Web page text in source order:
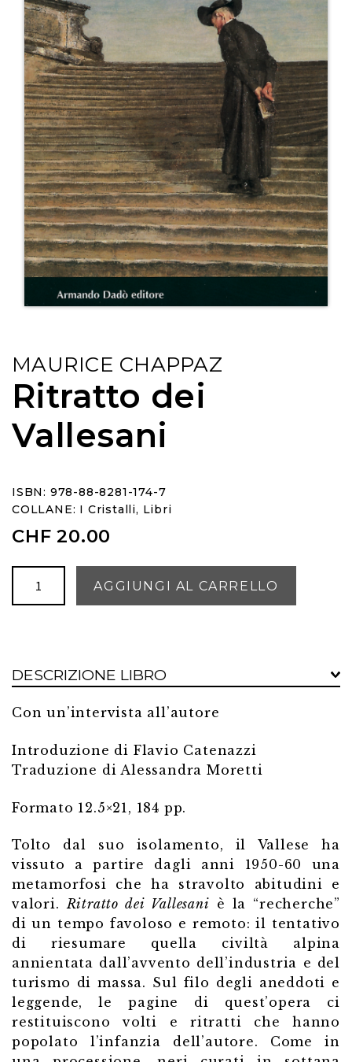
MAURICE CHAPPAZ
Ritratto dei
Vallesani
ISBN: 978-88-8281-174-7
COLLANE: I Cristalli, Libri
CHF 20.00
AGGIUNGI AL CARRELLO
DESCRIZIONE LIBRO
Con un’intervista all’autore
Introduzione di Flavio Catenazzi
Traduzione di Alessandra Moretti
Formato 12.5×21, 184 pp.
Tolto dal suo isolamento, il Vallese ha
vissuto a partire dagli anni 1950-60 una
metamorfosi che ha stravolto abitudini e
valori.Ritratto dei Vallesani è la “recherche”
di un tempo favoloso e remoto: il tentativo
di riesumare quella civiltà alpina
annientata dall’avvento dell’industria e del
turismo di massa. Sul filo degli aneddoti e
leggende, le pagine di quest’opera ci
restituiscono volti e ritratti che hanno
popolato l’infanzia dell’autore. Come in